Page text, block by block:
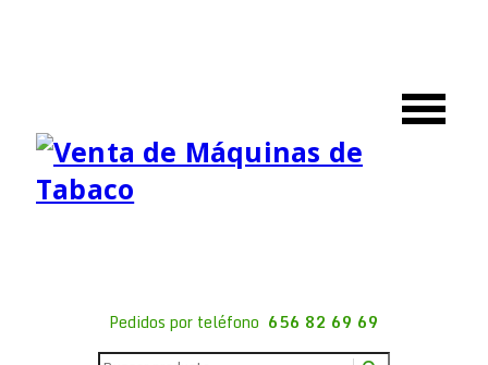
Pedidos por teléfono 656 82 69 69